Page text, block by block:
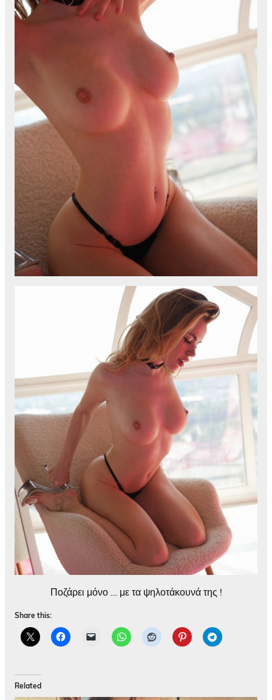
Ποζάρει μόνο … με τα ψηλοτάκουνά της !
Share this:
Related